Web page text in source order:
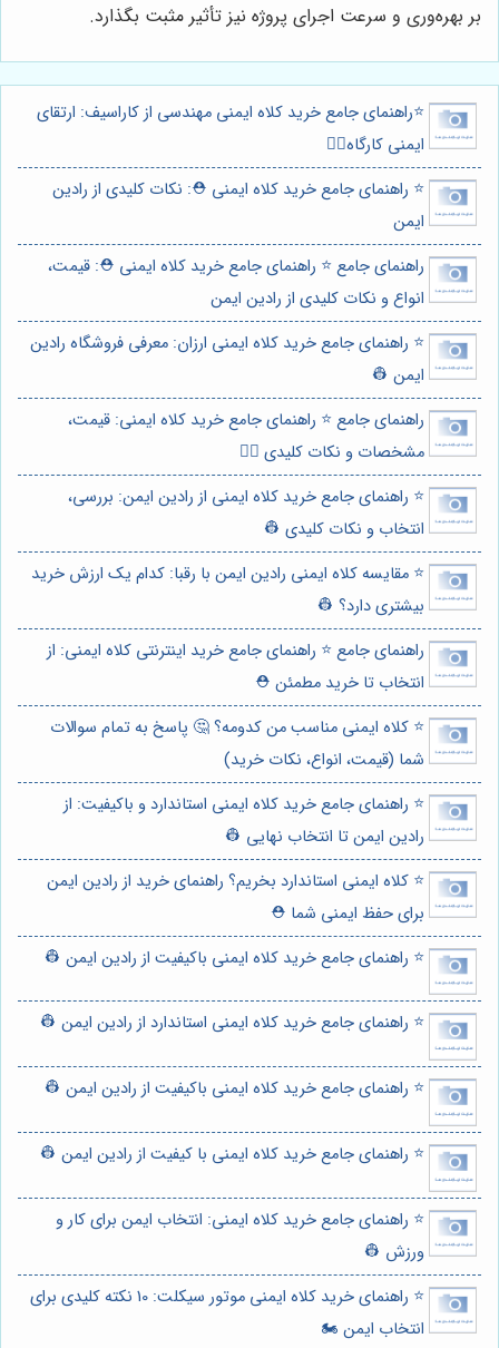
بر بهره‌وری و سرعت اجرای پروژه نیز تأثیر مثبت بگذارد.
⭐️راهنمای جامع خرید کلاه ایمنی مهندسی از کاراسیف: ارتقای
ایمنی کارگاه👷‍♂️
⭐️ راهنمای جامع خرید کلاه ایمنی ⛑️: نکات کلیدی از رادین
ایمن
راهنمای جامع ⭐️ راهنمای جامع خرید کلاه ایمنی ⛑️: قیمت،
انواع و نکات کلیدی از رادین ایمن
⭐️ راهنمای جامع خرید کلاه ایمنی ارزان: معرفی فروشگاه رادین
ایمن 👷
راهنمای جامع ⭐️ راهنمای جامع خرید کلاه ایمنی: قیمت،
مشخصات و نکات کلیدی 👷‍♂️
⭐️ راهنمای جامع خرید کلاه ایمنی از رادین ایمن: بررسی،
انتخاب و نکات کلیدی 👷
⭐️ مقایسه کلاه ایمنی رادین ایمن با رقبا: کدام یک ارزش خرید
بیشتری دارد؟ 👷
راهنمای جامع ⭐️ راهنمای جامع خرید اینترنتی کلاه ایمنی: از
انتخاب تا خرید مطمئن ⛑️
⭐️ کلاه ایمنی مناسب من کدومه؟ 🤔 پاسخ به تمام سوالات
شما (قیمت، انواع، نکات خرید)
⭐️ راهنمای جامع خرید کلاه ایمنی استاندارد و باکیفیت: از
رادین ایمن تا انتخاب نهایی 👷
⭐️ کلاه ایمنی استاندارد بخریم؟ راهنمای خرید از رادین ایمن
برای حفظ ایمنی شما ⛑️
⭐️ راهنمای جامع خرید کلاه ایمنی باکیفیت از رادین ایمن 👷
⭐️ راهنمای جامع خرید کلاه ایمنی استاندارد از رادین ایمن 👷
⭐️ راهنمای جامع خرید کلاه ایمنی باکیفیت از رادین ایمن 👷
⭐️ راهنمای جامع خرید کلاه ایمنی با کیفیت از رادین ایمن 👷
⭐️ راهنمای جامع خرید کلاه ایمنی: انتخاب ایمن برای کار و
ورزش 👷
⭐️ راهنمای خرید کلاه ایمنی موتور سیکلت: 10 نکته کلیدی برای
انتخاب ایمن 🏍️